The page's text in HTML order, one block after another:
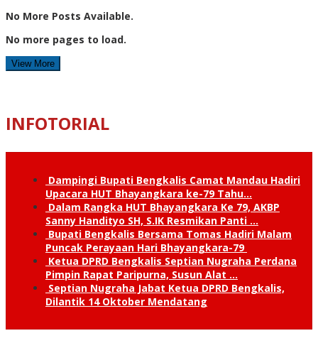
No More Posts Available.
No more pages to load.
View More
INFOTORIAL
Dampingi Bupati Bengkalis Camat Mandau Hadiri
Upacara HUT Bhayangkara ke-79 Tahu…
Dalam Rangka HUT Bhayangkara Ke 79, AKBP
Sanny Handityo SH, S.IK Resmikan Panti …
Bupati Bengkalis Bersama Tomas Hadiri Malam
Puncak Perayaan Hari Bhayangkara-79
Ketua DPRD Bengkalis Septian Nugraha Perdana
Pimpin Rapat Paripurna, Susun Alat …
Septian Nugraha Jabat Ketua DPRD Bengkalis,
Dilantik 14 Oktober Mendatang